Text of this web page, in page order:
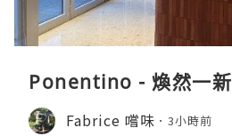
Ponentino - 煥然一新
Fabrice 嚐味 3小時前